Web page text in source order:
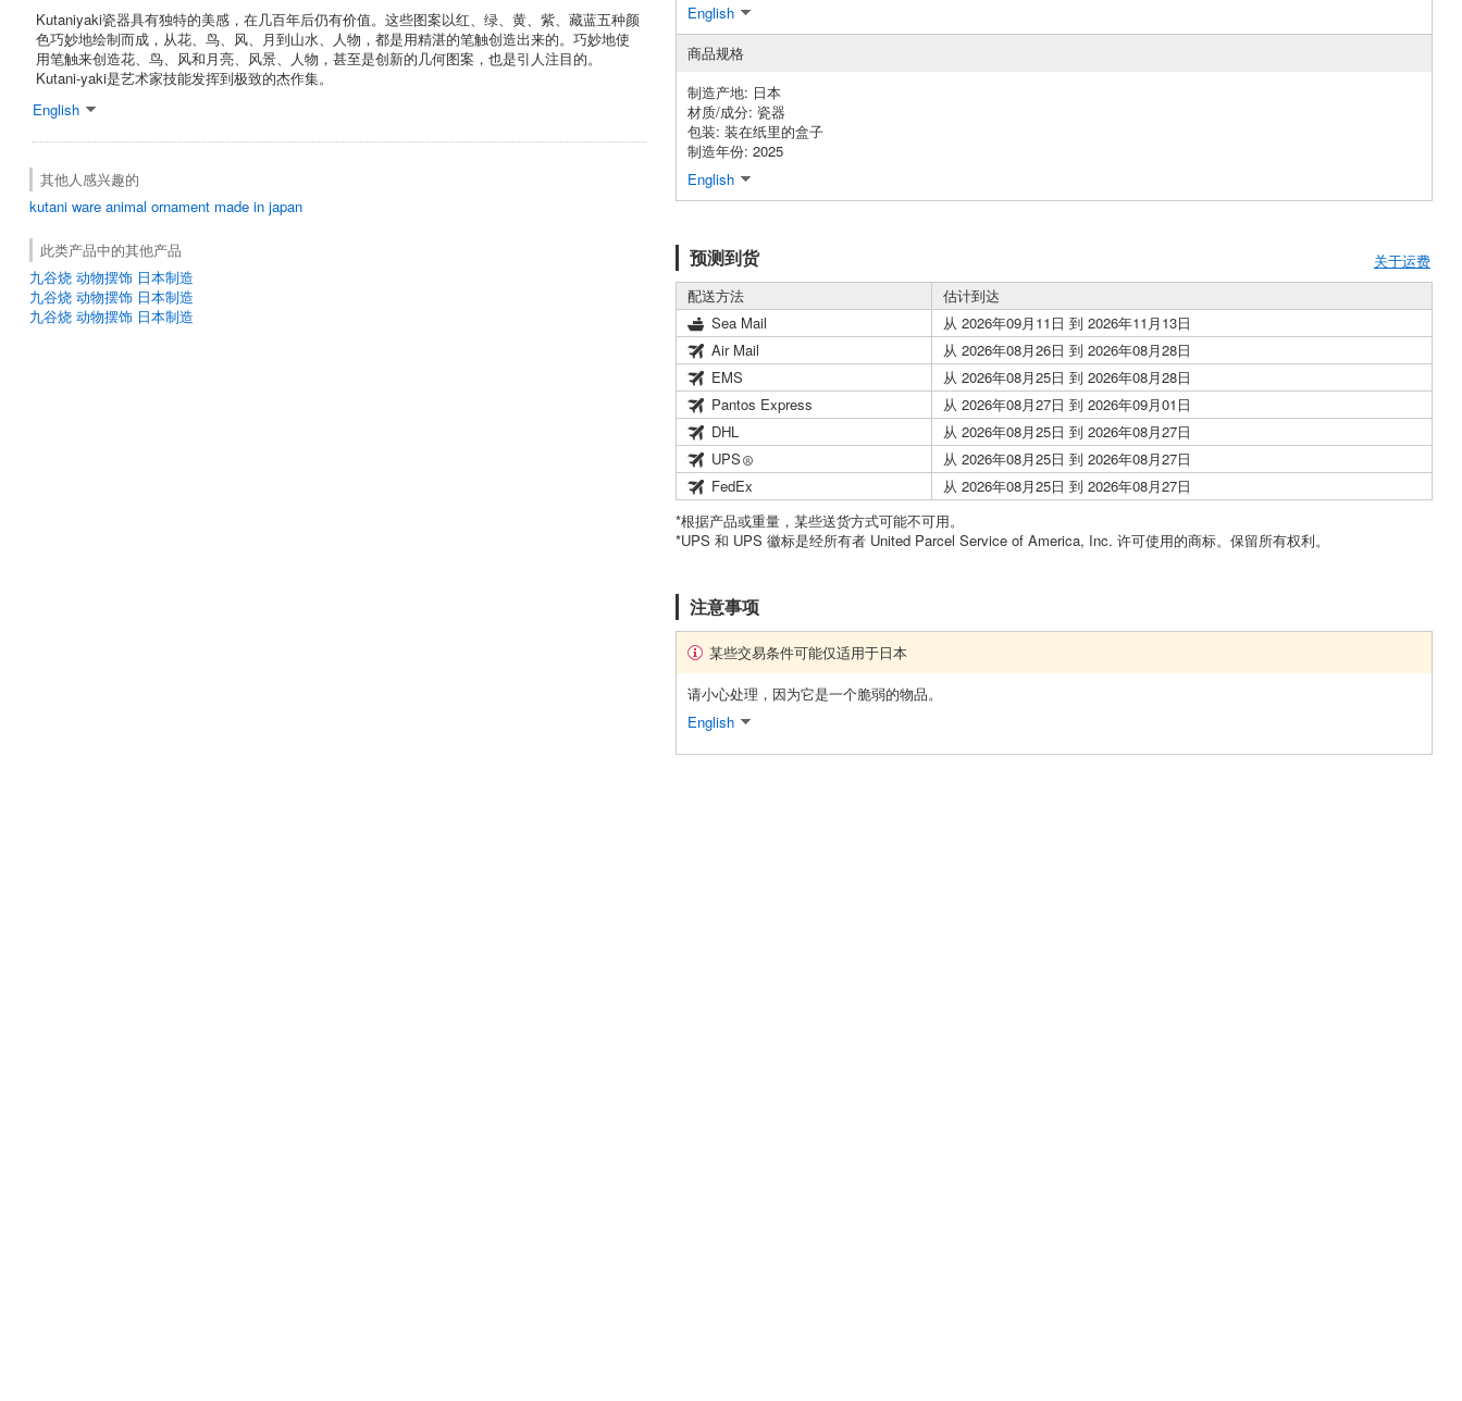
Kutaniyaki瓷器具有独特的美感，在几百年后仍有价值。这些图案以红、绿、黄、紫、藏蓝五种颜
色巧妙地绘制而成，从花、鸟、风、月到山水、人物，都是用精湛的笔触创造出来的。巧妙地使
用笔触来创造花、鸟、风和月亮、风景、人物，甚至是创新的几何图案，也是引人注目的。
Kutani-yaki是艺术家技能发挥到极致的杰作集。
English
其他人感兴趣的
kutani ware animal ornament made in japan
此类产品中的其他产品
九谷烧 动物摆饰 日本制造
九谷烧 动物摆饰 日本制造
九谷烧 动物摆饰 日本制造
English
商品规格
制造产地: 日本
材质/成分: 瓷器
包装: 装在纸里的盒子
制造年份: 2025
English
预测到货
关于运费
配送方法
估计到达
Sea Mail
从 2026年09月11日 到 2026年11月13日
Air Mail
从 2026年08月26日 到 2026年08月28日
EMS
从 2026年08月25日 到 2026年08月28日
Pantos Express
从 2026年08月27日 到 2026年09月01日
DHL
从 2026年08月25日 到 2026年08月27日
UPS
从 2026年08月25日 到 2026年08月27日
FedEx
从 2026年08月25日 到 2026年08月27日
*根据产品或重量，某些送货方式可能不可用。
*UPS 和 UPS 徽标是经所有者 United Parcel Service of America, Inc. 许可使用的商标。保留所有权利。
注意事项
某些交易条件可能仅适用于日本
请小心处理，因为它是一个脆弱的物品。
English